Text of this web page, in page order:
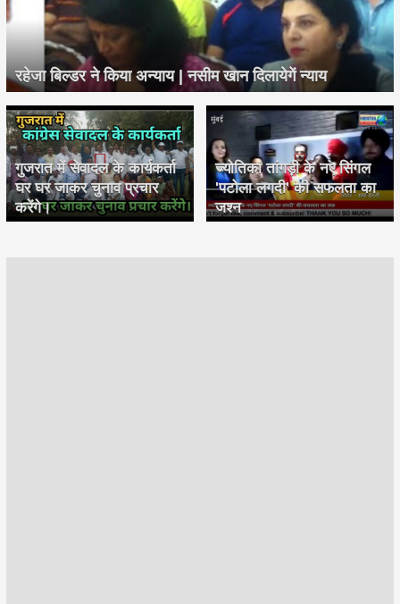
रहेजा बिल्डर ने किया अन्याय | नसीम खान दिलायेगें न्याय
गुजरात में सेवादल के कार्यकर्ता
घर घर जाकर चुनाव प्रचार
करेंगे।
ज्योतिका तांगड़ी के नए सिंगल
'पटोला लगदी' की सफलता का
जश्न